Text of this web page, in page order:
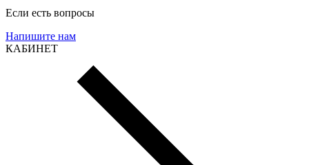
Если есть вопросы
Напишите нам
КАБИНЕТ